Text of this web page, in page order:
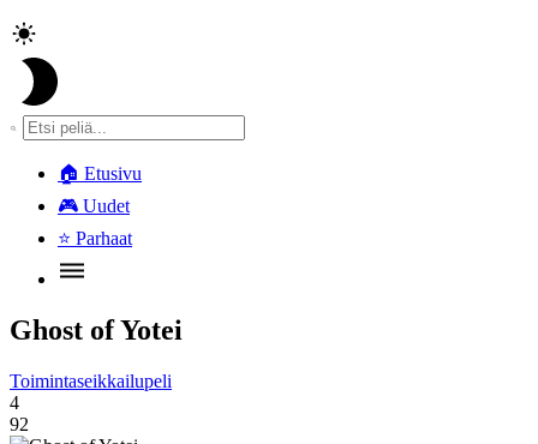
🏠 Etusivu
🎮 Uudet
⭐ Parhaat
Ghost of Yotei
Toimintaseikkailupeli
4
92